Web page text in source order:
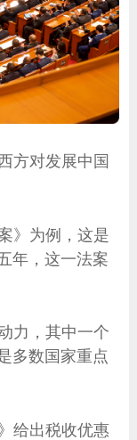
方对发展中国
》为例，这是
年，这一法案
力，其中一个
多数国家重点
给出税收优惠